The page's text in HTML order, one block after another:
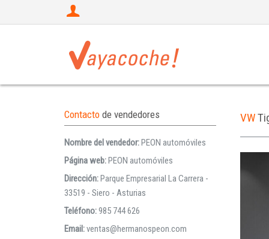
VW
Contacto de vendedores
Nombre del vendedor:PEON automóviles
Página web:PEON automóviles
Dirección:Parque Empresarial La Carrera -
33519 - Siero - Asturias
Teléfono:985 744 626
Email:ventas@hermanospeon.com